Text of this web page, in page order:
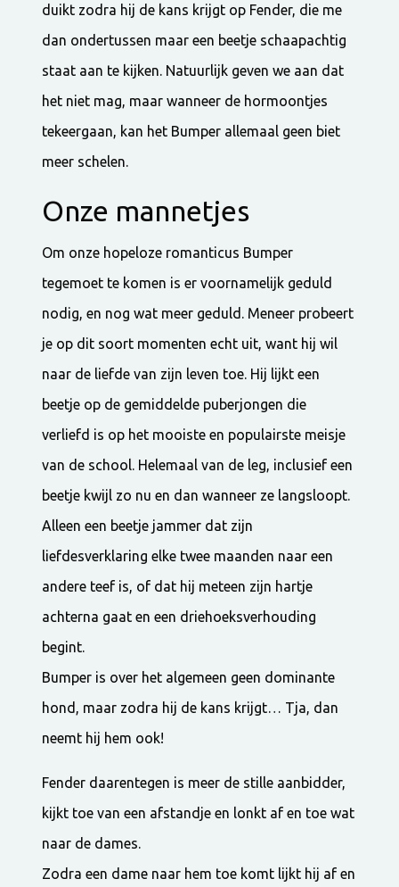
duikt zodra hij de kans krijgt op Fender, die me
dan ondertussen maar een beetje schaapachtig
staat aan te kijken. Natuurlijk geven we aan dat
het niet mag, maar wanneer de hormoontjes
tekeergaan, kan het Bumper allemaal geen biet
meer schelen.
Onze mannetjes
Om onze hopeloze romanticus Bumper
tegemoet te komen is er voornamelijk geduld
nodig, en nog wat meer geduld. Meneer probeert
je op dit soort momenten echt uit, want hij wil
naar de liefde van zijn leven toe. Hij lijkt een
beetje op de gemiddelde puberjongen die
verliefd is op het mooiste en populairste meisje
van de school. Helemaal van de leg, inclusief een
beetje kwijl zo nu en dan wanneer ze langsloopt.
Alleen een beetje jammer dat zijn
liefdesverklaring elke twee maanden naar een
andere teef is, of dat hij meteen zijn hartje
achterna gaat en een driehoeksverhouding
begint.
Bumper is over het algemeen geen dominante
hond, maar zodra hij de kans krijgt… Tja, dan
neemt hij hem ook!
Fender daarentegen is meer de stille aanbidder,
kijkt toe van een afstandje en lonkt af en toe wat
naar de dames.
Zodra een dame naar hem toe komt lijkt hij af en